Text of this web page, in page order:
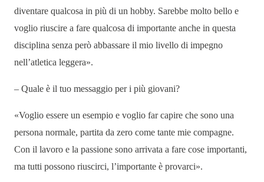
diventare qualcosa in più di un hobby. Sarebbe molto bello e
voglio riuscire a fare qualcosa di importante anche in questa
disciplina senza però abbassare il mio livello di impegno
nell’atletica leggera».
– Quale è il tuo messaggio per i più giovani?
«Voglio essere un esempio e voglio far capire che sono una
persona normale, partita da zero come tante mie compagne.
Con il lavoro e la passione sono arrivata a fare cose importanti,
ma tutti possono riuscirci, l’importante è provarci».